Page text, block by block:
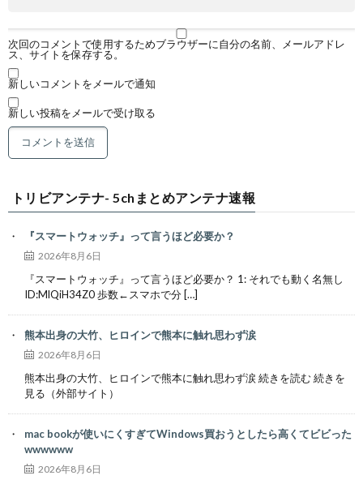
次回のコメントで使用するためブラウザーに自分の名前、メールアドレ
ス、サイトを保存する。
新しいコメントをメールで通知
新しい投稿をメールで受け取る
トリビアンテナ- 5chまとめアンテナ速報
『スマートウォッチ』って言うほど必要か？
2026年8月6日
『スマートウォッチ』って言うほど必要か？ 1: それでも動く名無し
ID:MlQiH34Z0 歩数←スマホで分 […]
熊本出身の大竹、ヒロインで熊本に触れ思わず涙
2026年8月6日
熊本出身の大竹、ヒロインで熊本に触れ思わず涙 続きを読む 続きを
見る（外部サイト）
mac bookが使いにくすぎてWindows買おうとしたら高くてビビった
wwwwww
2026年8月6日